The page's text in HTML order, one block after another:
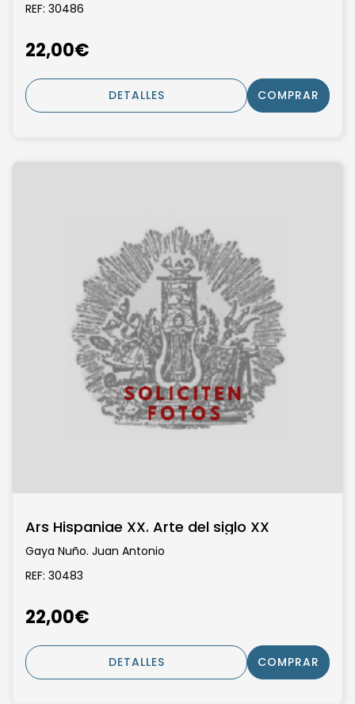
REF: 30486
22,00€
DETALLES COMPRAR
Ars Hispaniae XX. Arte del siglo XX
Gaya Nuño. Juan Antonio
REF: 30483
22,00€
DETALLES COMPRAR